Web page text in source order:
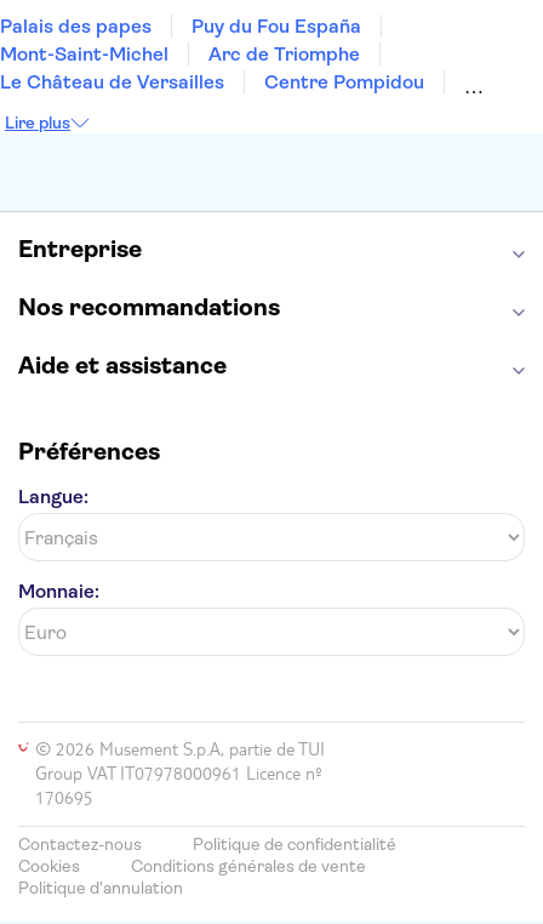
Palais des papes
Puy du Fou España
Mont-Saint-Michel
Arc de Triomphe
Le Château de Versailles
Centre Pompidou
La Chapelle Sixtine
Opéra Garnier
Lire plus
Entreprise
Nos recommandations
Aide et assistance
Préférences
Langue:
Monnaie:
© 2026 Musement S.p.A, partie de TUI
Group VAT IT07978000961 Licence nº
170695
Contactez-nous
Politique de confidentialité
Cookies
Conditions générales de vente
Politique d'annulation